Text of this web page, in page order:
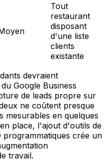
Tout
restaurant
disposant
d'une liste
clients
existante
devraient
Google Business
de leads propre sur
ne coûtent presque
mesurables en quelques
place, l'ajout d'outils de
programmatiques crée un
travail.